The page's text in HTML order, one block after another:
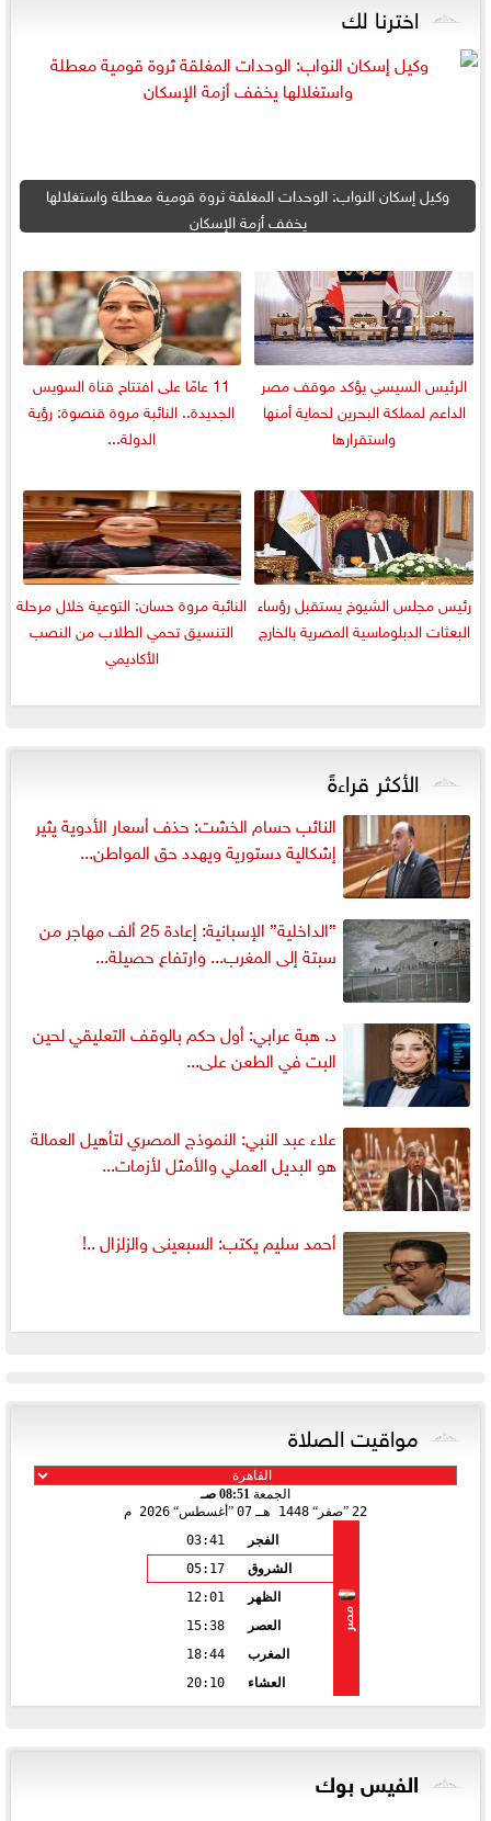
اخترنا لك
وكيل إسكان النواب: الوحدات المغلقة ثروة قومية معطلة واستغلالها
يخفف أزمة الإسكان
الرئيس السيسي يؤكد موقف مصر
الداعم لمملكة البحرين لحماية أمنها
واستقرارها
11 عامًا على افتتاح قناة السويس
الجديدة.. النائبة مروة قنصوة: رؤية
الدولة...
رئيس مجلس الشيوخ يستقبل رؤساء
البعثات الدبلوماسية المصرية بالخارج
النائبة مروة حسان: التوعية خلال مرحلة
التنسيق تحمي الطلاب من النصب
الأكاديمي
الأكثر قراءةً
النائب حسام الخشت: حذف أسعار الأدوية يثير
إشكالية دستورية ويهدد حق المواطن...
”الداخلية” الإسبانية: إعادة 25 ألف مهاجر من
سبتة إلى المغرب... وارتفاع حصيلة...
د. هبة عرابي: أول حكم بالوقف التعليقي لحين
البت في الطعن على...
علاء عبد النبي: النموذج المصري لتأهيل العمالة
هو البديل العملي والأمثل لأزمات...
أحمد سليم يكتب: السبعينى والزلزال ..!
مواقيت الصلاة
الجمعة 08:51 صـ
22
صفر 1448 هـ 07 أغسطس 2026 م
مصر
الفجر
03:41
الشروق
05:17
الظهر
12:01
العصر
15:38
المغرب
18:44
العشاء
20:10
الفيس بوك